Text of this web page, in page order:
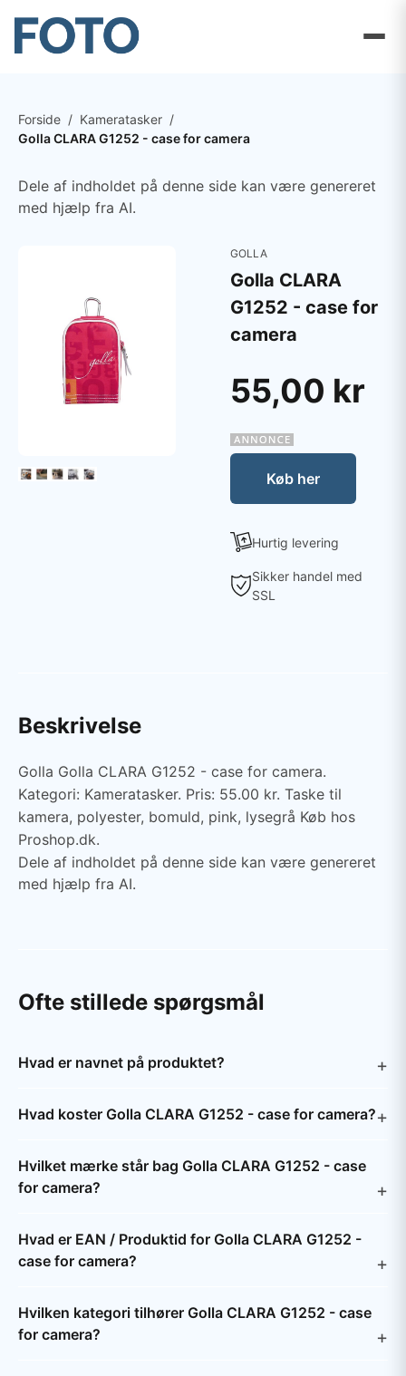
Forside / Kameratasker /
Golla CLARA G1252 - case for camera
Dele af indholdet på denne side kan være genereret
med hjælp fra AI.
GOLLA
Golla CLARA
G1252 - case for
camera
55,00 kr
Køb her
Hurtig levering
Sikker handel med
SSL
Beskrivelse
Golla Golla CLARA G1252 - case for camera.
Kategori: Kameratasker. Pris: 55.00 kr. Taske til
kamera, polyester, bomuld, pink, lysegrå Køb hos
Proshop.dk.
Dele af indholdet på denne side kan være genereret
med hjælp fra AI.
Ofte stillede spørgsmål
Hvad er navnet på produktet?
Hvad koster Golla CLARA G1252 - case for camera?
Hvilket mærke står bag Golla CLARA G1252 - case
for camera?
Hvad er EAN / Produktid for Golla CLARA G1252 -
case for camera?
Hvilken kategori tilhører Golla CLARA G1252 - case
for camera?